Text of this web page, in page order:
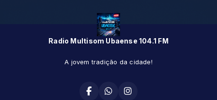
Radio Multisom Ubaense 104.1 FM
A jovem tradição da cidade!